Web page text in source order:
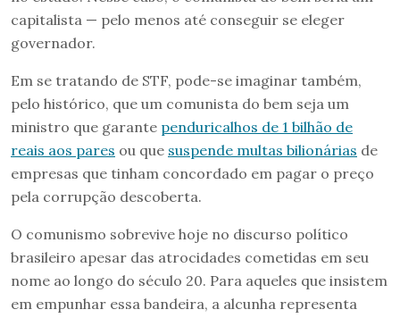
capitalista — pelo menos até conseguir se eleger
governador.
Em se tratando de STF, pode-se imaginar também,
pelo histórico, que um comunista do bem seja um
ministro que garante penduricalhos de 1 bilhão de
reais aos pares ou que suspende multas bilionárias de
empresas que tinham concordado em pagar o preço
pela corrupção descoberta.
O comunismo sobrevive hoje no discurso político
brasileiro apesar das atrocidades cometidas em seu
nome ao longo do século 20. Para aqueles que insistem
em empunhar essa bandeira, a alcunha representa